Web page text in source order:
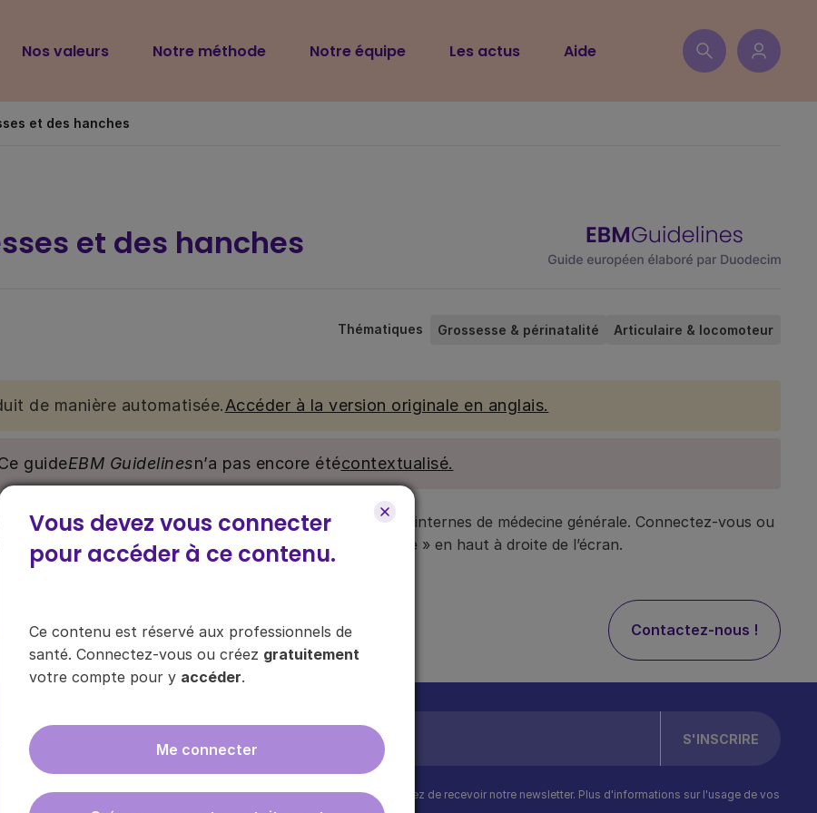
Navigation
Nos valeurs Notre méthode Notre équipe Les actus Aide
Vous devez vous connecter
pour accéder à ce contenu.
Ce contenu est réservé aux professionnels de
santé. Connectez-vous ou créez gratuitement
votre compte pour y accéder.
Me connecter
et des hanches
et des hanches
Thématiques Grossesse & périnatalité Articulaire & locomoteur
de manière automatisée.Accéder à la version originale en anglais.
guideEBM Guidelinesn’a pas encore étécontextualisé.
Ce contenu est réservé aux médecins généralistes et internes de médecine générale. Connectez-vous ou
pour y accéder, via le bouton « Se connecter/s’inscrire » en haut à droite de l’écran.
contenu ? Contactez-nous !
les infos sur nos guides
En cliquant sur "s'inscrire", vous acceptez de recevoir notre newsletter. Plus d'informations sur l'usage de vos
donnéesici .